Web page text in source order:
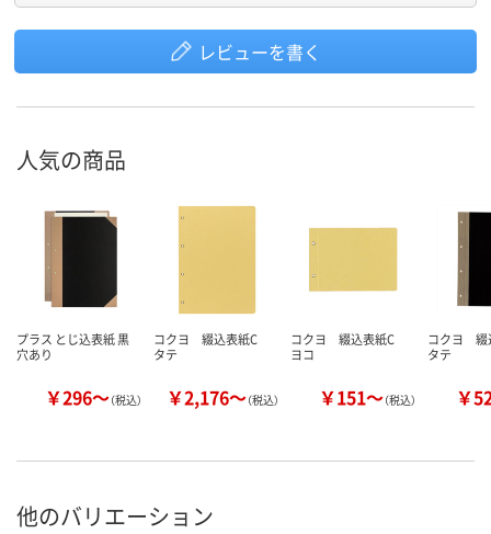
レビューを書く
人気の商品
プラス とじ込表紙 黒
穴あり
￥296～（税込）
コクヨ 綴込表紙C
タテ
￥2,176～（税込）
コクヨ 綴込表紙C
ヨコ
￥151～（税込）
コクヨ
タテ
￥
他のバリエーション